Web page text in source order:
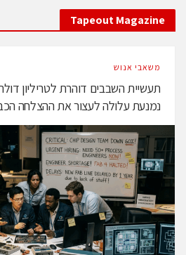
Tapeout Magazine
משאבי אנוש
תעשיית השבבים דוהרת לטריליון
נמנעת עלולה לעצור את ההצלחה